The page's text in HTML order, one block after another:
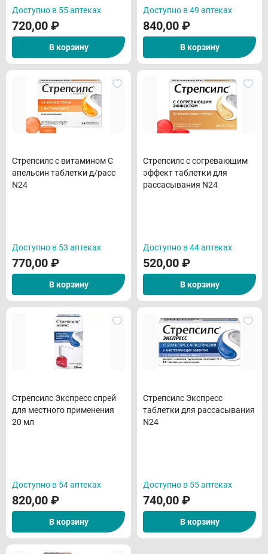
Доступно в 55 аптеках
720,00 ₽
В корзину
Доступно в 49 аптеках
840,00 ₽
В корзину
Стрепсилс с витамином С
апельсин таблетки д/расс
N24
Доступно в 53 аптеках
770,00 ₽
В корзину
Стрепсилс с согревающим
эффект таблетки для
рассасывания N24
Доступно в 44 аптеках
520,00 ₽
В корзину
Стрепсилс Экспресс спрей
для местного применения
20 мл
Доступно в 54 аптеках
820,00 ₽
В корзину
Стрепсилс Экспресс
таблетки для рассасывания
N24
Доступно в 55 аптеках
740,00 ₽
В корзину